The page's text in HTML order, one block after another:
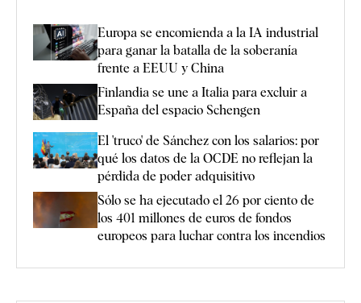
Europa se encomienda a la IA industrial
para ganar la batalla de la soberanía
frente a EEUU y China
Finlandia se une a Italia para excluir a
España del espacio Schengen
El 'truco' de Sánchez con los salarios: por
qué los datos de la OCDE no reflejan la
pérdida de poder adquisitivo
Sólo se ha ejecutado el 26 por ciento de
los 401 millones de euros de fondos
europeos para luchar contra los incendios